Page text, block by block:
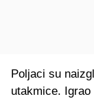
Poljaci su
utakmice.